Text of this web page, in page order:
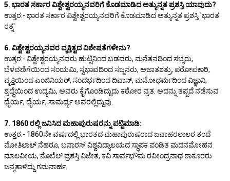
5. ಭಾರತ ಸರ್ಕಾರ ವಿಶ್ವೇಶ್ವರಯ್ಯನವರಿಗೆ ಕೊಡಮಾಡಿದ ಅತ್ಯುನ್ನತ ಪ್ರಶಸ್ತಿ ಯಾವುದು?
ಉತ್ತರ:- ಭಾರತ ಸರ್ಕಾರ ವಿಶ್ವೇಶ್ವರಯ್ಯನವರಿಗೆ ಕೊಡಮಾಡಿದ ಅತ್ಯುನ್ನತ ಪ್ರಶಸ್ತಿ 'ಭಾರತ
ರತ್ನ'
6. ವಿಶ್ವೇಶ್ವರಯ್ಯನವರ ವ್ಯಕ್ತಿತ್ವದ ವಿಶೇಷತೆಗಳೇನು?
ಉತ್ತರ:- ವಿಶ್ವೇಶ್ವರಯ್ಯನವರು ಹುಟ್ಟಿನಿಂದ ಬಡವರು, ಮನೆತನದಿಂದ ಸಭ್ಯರು,
ಬೆಳವಣಿಗೆಯಿಂದ ಸಂಯಮಿ, ಸ್ವಭಾವದಿಂದ ಸಜ್ಜನರು, ಅಜಾತಶತ್ರು, ಪರೋಪಕಾರಿ,
ವೃತ್ತಿಯಿಂದ ಎಂಜಿನಿಯರ್, ಸಂದರ್ಭದಿಂದ ದಿವಾನ್, ಮನೋಧರ್ಮದಿಂದ ವಿಜ್ಞಾನಿ,
ಶ್ರದ್ಧೆಯಿಂದ ಉದ್ಯಮಿ, ಅವರು ಕೈಗೊಂಡಿದ್ದುದು ಕಠೋರ ವ್ರತ. ಅದನ್ನು ತಪ್ಪದೆ ನಡೆಸುವ
ಧೈರ್ಯ, ಧೈರ್ಯ, ಸಾಮರ್ಥ್ಯ ಅವರಲ್ಲಿದ್ದುವು.
7. 1860 ರಲ್ಲಿ ಜನಿಸಿದ ಮಹಾಪುರುಷರನ್ನು ಪಟ್ಟಿಮಾಡಿ:
ಉತ್ತರ:- 1860ನೇ ವರ್ಷದಲ್ಲಿ ಭಾರತದ ಮಹಾಪುರುಷರಾದ ಜವಾಹರಲಾಲರ ತಂದೆ
ಮೋತಿಲಾಲ್ ನೆಹರೂ, ಬನಾರಸ್ ವಿಶ್ವವಿದ್ಯಾಲಯದ ಸ್ಥಾಪಕ ಪಂಡಿತ ಮದನಮೋಹನ
ಮಾಲವೀಯ, ನೊಬೆಲ್ ಪ್ರಶಸ್ತಿ ವಿಜೇತ, ಕವಿ ಸಾರ್ವಭೌಮ ರವೀಂದ್ರನಾಥ ಠಾಕೂರರು
ಜನ್ಮತಾಳಿದ್ದು ಗಮನಾರ್ಹ.